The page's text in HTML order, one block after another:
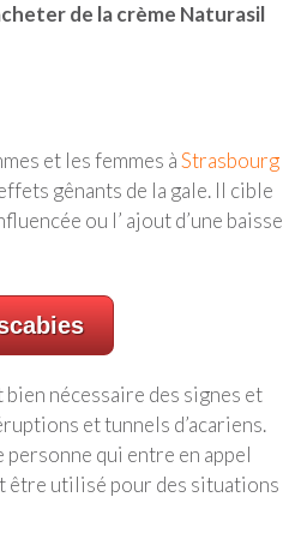
de la crème Naturasil
et les femmes àStrasbourg
gênants de la gale. Il cible
ou l’ ajout d’une baisse
nécessaire des signes et
et tunnels d’acariens.
qui entre en appel
être utilisé pour des situations